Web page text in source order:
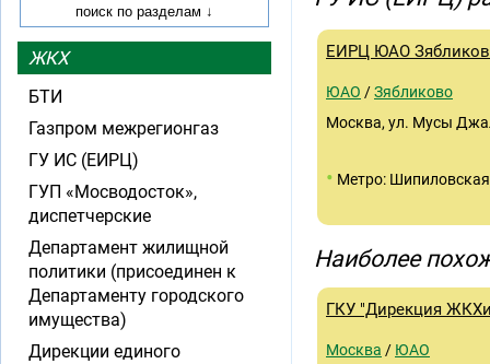
ЕИРЦ ЮАО
ЮАО /Зябликово
Москва, ул. Мусы
• Метро: Шипиловская
Наиболее
ГКУ "Дирекция
Москва / ЮАО
ЖКХ
БТИ
Газпром межрегионгаз
ГУ ИС (ЕИРЦ)
ГУП «Мосводосток»,
диспетчерские
Департамент жилищной
политики (присоединен к
Департаменту городского
имущества)
Дирекции единого